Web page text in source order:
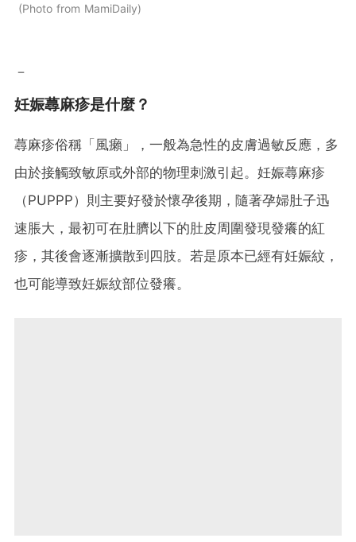
Photo from MamiDaily
－
妊娠蕁麻疹是什麼？
蕁麻疹俗稱「風癩」，一般為急性的皮膚過敏反應，多
由於接觸致敏原或外部的物理刺激引起。妊娠蕁麻疹
（PUPPP）則主要好發於懷孕後期，隨著孕婦肚子迅
速脹大，最初可在肚臍以下的肚皮周圍發現發癢的紅
疹，其後會逐漸擴散到四肢。若是原本已經有妊娠紋，
也可能導致妊娠紋部位發癢。